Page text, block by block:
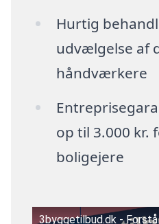
Hurtig
udvælgelse af
håndværkere
op til 3.000 kr.
boligejere
3byggetilbud.dk -